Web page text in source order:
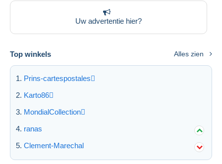
Uw advertentie hier?
Top winkels Alles zien
Prins-cartespostales
Karto86
MondialCollection
ranas
Clement-Marechal